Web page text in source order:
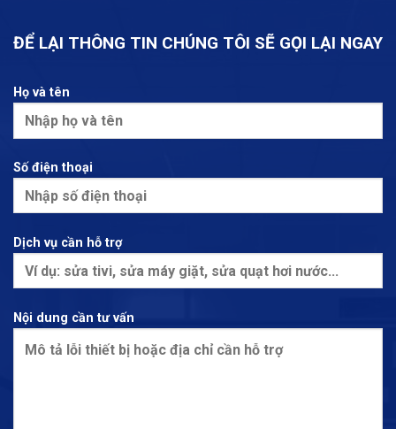
ĐỂ LẠI THÔNG TIN CHÚNG TÔI SẼ GỌI LẠI NGAY
Họ và tên
Số điện thoại
Dịch vụ cần hỗ trợ
Nội dung cần tư vấn